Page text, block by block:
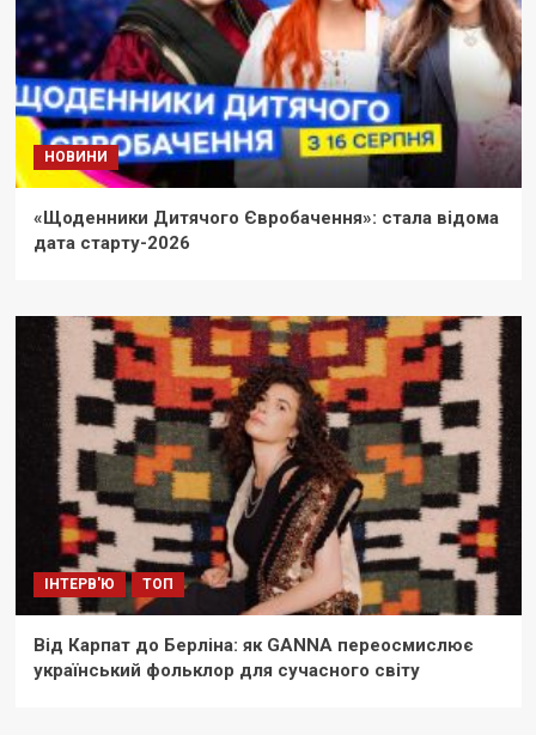
НОВИНИ
«Щоденники Дитячого Євробачення»: стала відома
дата старту-2026
ІНТЕРВ'Ю ТОП
Від Карпат до Берліна: як GANNA переосмислює
український фольклор для сучасного світу